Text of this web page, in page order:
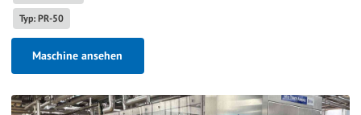
Typ: PR-50
Maschine ansehen